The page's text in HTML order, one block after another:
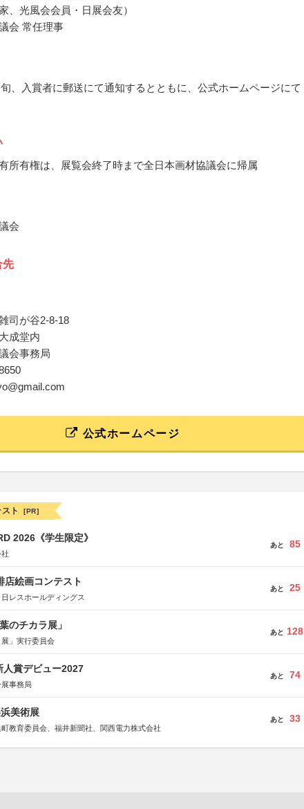
、光風会会員・日展会友）
会 常任理事
、入賞者に郵送にて通知するとともに、公式ホームページにて
所有権は、展覧会終了時まで全日本画材協議会に帰属
会
先
司が谷2-8-18
成堂内
会事務局
公式ホームページ
ト [PR]
2026《学生限定》
あと 85
店絵画コンテスト
レスホールディングス
あと 25
のチカラ展」
展」実行委員会
あと 128
人賞デビュー2027
事務局
あと 74
美術展
教育委員会、福井新聞社、関西電力株式会社
あと 33